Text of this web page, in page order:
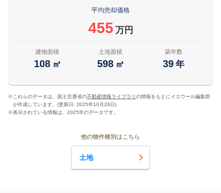
平均売却価格
455 万円
建物面積
108 ㎡
土地面積
598 ㎡
築年数
39 年
※ これらのデータは、国土交通省の不動産情報ライブラリの情報をもとにイエウール編集部
が作成しています。(更新日: 2025年10月29日)
※表示されている情報は、2025年のデータです。
他の物件種別はこちら
土地